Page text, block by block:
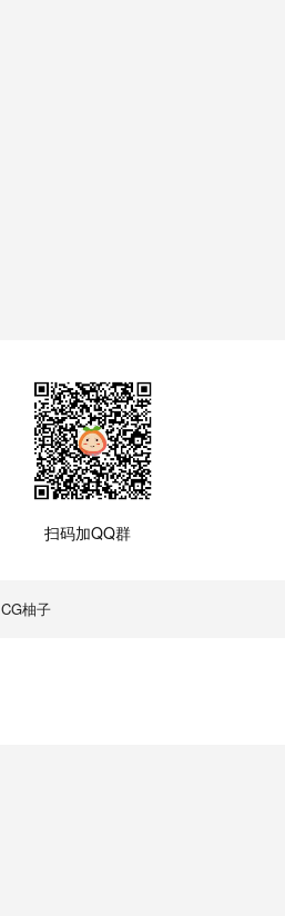
扫码加QQ群
CG柚子